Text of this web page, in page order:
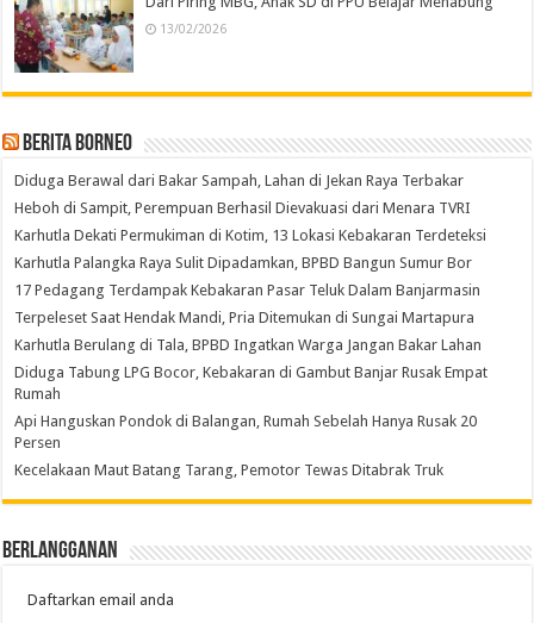
13/02/2026
Berita Borneo
Diduga Berawal dari Bakar Sampah, Lahan di Jekan Raya Terbakar
Heboh di Sampit, Perempuan Berhasil Dievakuasi dari Menara TVRI
Karhutla Dekati Permukiman di Kotim, 13 Lokasi Kebakaran Terdeteksi
Karhutla Palangka Raya Sulit Dipadamkan, BPBD Bangun Sumur Bor
17 Pedagang Terdampak Kebakaran Pasar Teluk Dalam Banjarmasin
Terpeleset Saat Hendak Mandi, Pria Ditemukan di Sungai Martapura
Karhutla Berulang di Tala, BPBD Ingatkan Warga Jangan Bakar Lahan
Diduga Tabung LPG Bocor, Kebakaran di Gambut Banjar Rusak Empat
Rumah
Api Hanguskan Pondok di Balangan, Rumah Sebelah Hanya Rusak 20
Persen
Kecelakaan Maut Batang Tarang, Pemotor Tewas Ditabrak Truk
Berlangganan
Daftarkan email anda